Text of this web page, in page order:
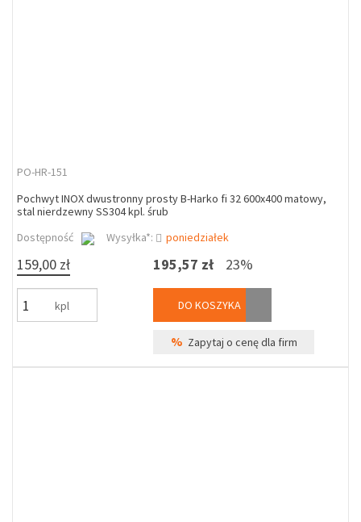
PO-HR-151
Pochwyt INOX dwustronny prosty B-Harko fi 32 600x400 matowy,
stal nierdzewny SS304 kpl. śrub
Dostępność
Wysyłka*: poniedziałek
159,00 zł
kpl
195,57 zł 23%
DO KOSZYKA
% Zapytaj o cenę dla firm